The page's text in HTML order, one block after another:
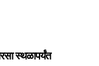
स्थळापर्यंत